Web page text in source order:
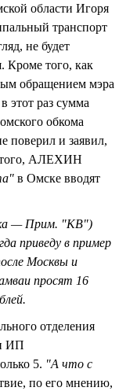
области Игоря
транспорт
не будет
Кроме того, как
обращением мэра
этот раз сумма
обкома
и заявил,
того, АЛЕХИН
в Омске вводят
— Прим. "КВ")
приведу в пример
Москвы и
просят 16
отделения
ИП
5. "А что с
по его мнению,